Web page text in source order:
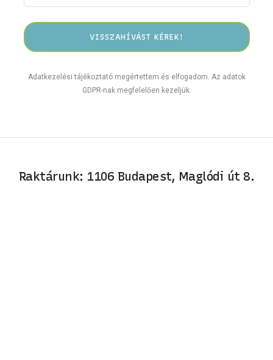
Adatkezelési tájékoztató megértettem és elfogadom. Az adatok
GDPR-nak megfelelően kezeljük.
Raktárunk: 1106 Budapest, Maglódi út 8.